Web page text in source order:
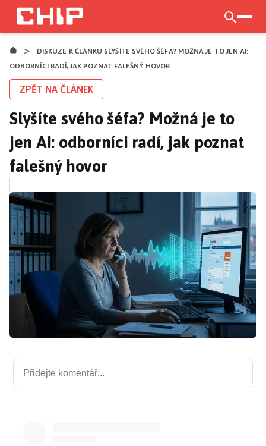
Přejít
hlavnímu
obsahu
>
DISKUZE K ČLÁNKU SLYŠÍTE SVÉHO ŠÉFA? MOŽNÁ JE TO JEN AI:
ODBORNÍCI RADÍ, JAK POZNAT FALEŠNÝ HOVOR
ZPĚT NA ČLÁNEK
Slyšíte svého šéfa? Možná je to
jen AI: odborníci radí, jak poznat
falešný hovor